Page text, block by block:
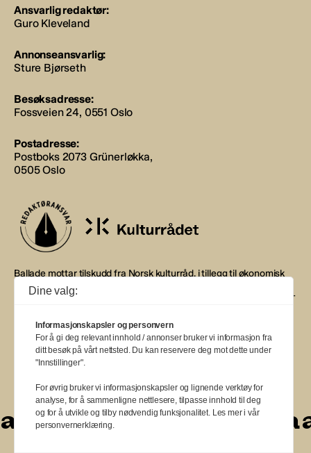
Ansvarlig redaktør:
Guro Kleveland
Annonseansvarlig:
Sture Bjørseth
Besøksadresse:
Fossveien 24, 0551 Oslo
Postadresse:
Postboks 2073 Grünerløkka,
0505 Oslo
Ballade mottar tilskudd fra Norsk kulturråd, i tillegg til økonomisk
støtte fra eierne NOPA, Norsk komponistforening og
Musikkforleggerne. Ballade drives etter Redaktør- og Vær Varsom-
BALLADE — NORGES MUSIKKMAGASIN
aaa
aa
aa
a
Dine valg:
Informasjonskapsler og personvern
For å gi deg relevant innhold / annonser bruker vi informasjon fra
ditt besøk på vårt nettsted. Du kan reservere deg mot dette under
"Innstillinger".
For øvrig bruker vi informasjonskapsler og lignende verktøy for
analyse, for å sammenligne nettlesere, tilpasse innhold til deg
og for å utvikle og tilby nødvendig funksjonalitet. Les mer i vår
personvernerklæring.